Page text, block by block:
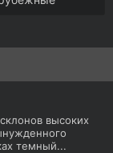
высоких
темный...